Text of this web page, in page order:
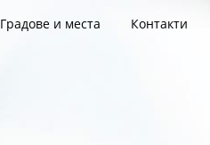
Градове и места Контакти